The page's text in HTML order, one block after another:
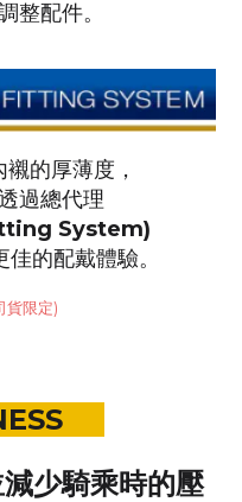
整配件。
的厚薄度，
過總代理
System)
佳的配戴體驗。
貨限定)
少騎乘時的壓